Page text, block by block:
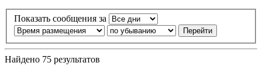
Показать сообщения за
Найдено 75 результатов